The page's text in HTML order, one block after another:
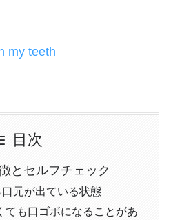
目次
とセルフチェック
元が出ている状態
ても口ゴボになることがあ